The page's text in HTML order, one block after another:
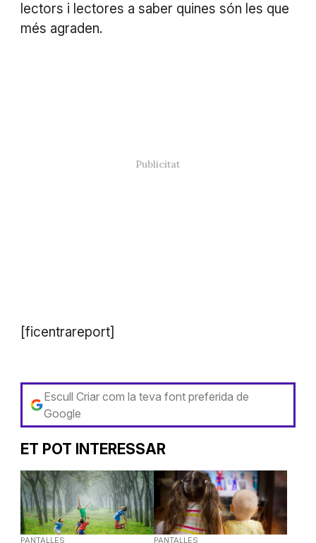
lectors i lectores a saber quines són les que
més agraden.
[ficentrareport]
Escull Criar com la teva font preferida de
Google
ET POT INTERESSAR
PANTALLES PANTALLES